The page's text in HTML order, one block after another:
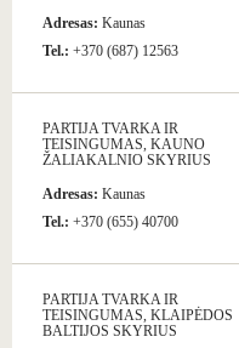
Adresas: Kaunas
Tel.: +370 (687) 12563
PARTIJA TVARKA IR
TEISINGUMAS, KAUNO
ŽALIAKALNIO SKYRIUS
Adresas: Kaunas
Tel.: +370 (655) 40700
PARTIJA TVARKA IR
TEISINGUMAS, KLAIPĖDOS
BALTIJOS SKYRIUS